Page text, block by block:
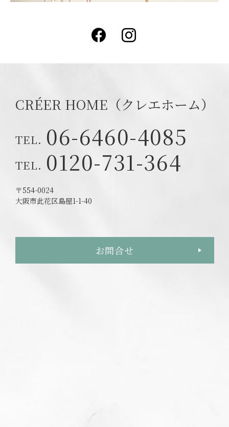
Facebook
CRÉER HOME（クレエホーム）
06-6460-4085
0120-731-364
〒554-0024
大阪市此花区島屋1-1-40
お問合せ